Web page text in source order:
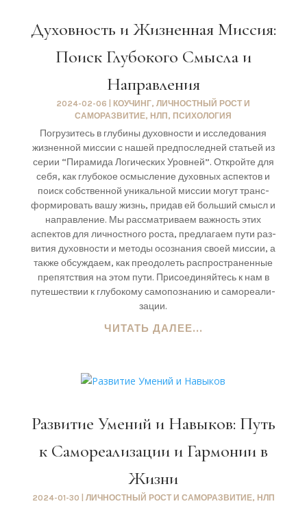
Духовность и Жизненная Миссия:
Поиск Глубокого Смысла и
Направления
2024-02-06 КОУЧИНГ,ЛИЧНОСТНЫЙ РОСТ И
САМОРАЗВИТИЕ, НЛП , ПСИХОЛОГИЯ
Погру­зи­тесь в глу­би­ны духов­но­сти и иссле­до­ва­ния
жиз­нен­ной мис­сии с нашей пред­по­след­ней ста­тьей из
серии “Пира­ми­да Логи­че­ских Уров­ней”. Открой­те для
себя, как глу­бо­кое осмыс­ле­ние духов­ных аспек­тов и
поиск соб­ствен­ной уни­каль­ной мис­сии могут транс­
фор­ми­ро­вать вашу жизнь, при­дав ей боль­ший смысл и
направ­ле­ние. Мы рас­смат­ри­ва­ем важ­ность этих
аспек­тов для лич­ност­но­го роста, пред­ла­га­ем пути раз­
ви­тия духов­но­сти и мето­ды осо­зна­ния сво­ей мис­сии, а
так­же обсуж­да­ем, как пре­одо­леть рас­про­стра­нен­ные
пре­пят­ствия на этом пути. При­со­еди­няй­тесь к нам в
путе­ше­ствии к глу­бо­ко­му само­по­зна­нию и само­ре­а­ли­
за­ции.
ЧИТАТЬ ДАЛЕЕ...
Развитие Умений и Навыков: Путь
к Самореализации и Гармонии в
Жизни
2024-01-30 ЛИЧНОСТНЫЙ РОСТ И САМОРАЗВИТИЕ, НЛП